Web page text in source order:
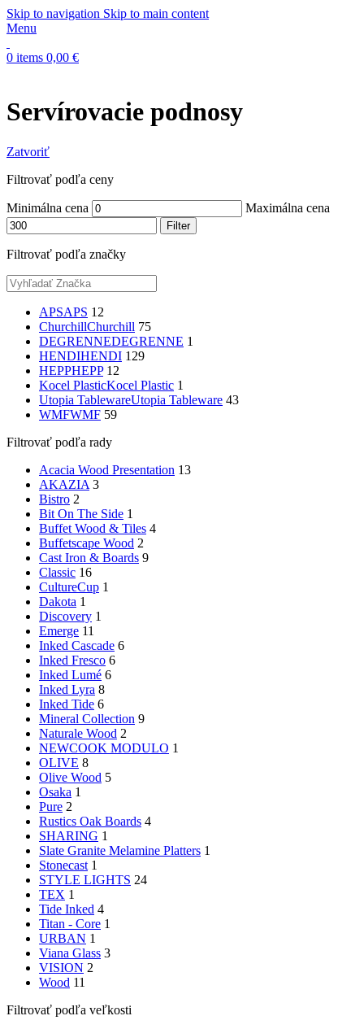
Skip to navigation Skip to main content
Menu
0 items 0,00 €
Servírovacie podnosy
Zatvoriť
Filtrovať podľa ceny
Minimálna cena Maximálna cena
Filter
Filtrovať podľa značky
APSAPS 12
ChurchillChurchill 75
DEGRENNEDEGRENNE 1
HENDIHENDI 129
HEPPHEPP 12
Kocel PlasticKocel Plastic 1
Utopia TablewareUtopia Tableware 43
WMFWMF 59
Filtrovať podľa rady
Acacia Wood Presentation 13
AKAZIA 3
Bistro 2
Bit On The Side 1
Buffet Wood & Tiles 4
Buffetscape Wood 2
Cast Iron & Boards 9
Classic 16
CultureCup 1
Dakota 1
Discovery 1
Emerge 11
Inked Cascade 6
Inked Fresco 6
Inked Lumé 6
Inked Lyra 8
Inked Tide 6
Mineral Collection 9
Naturale Wood 2
NEWCOOK MODULO 1
OLIVE 8
Olive Wood 5
Osaka 1
Pure 2
Rustics Oak Boards 4
SHARING 1
Slate Granite Melamine Platters 1
Stonecast 1
STYLE LIGHTS 24
TEX 1
Tide Inked 4
Titan - Core 1
URBAN 1
Viana Glass 3
VISION 2
Wood 11
Filtrovať podľa veľkosti